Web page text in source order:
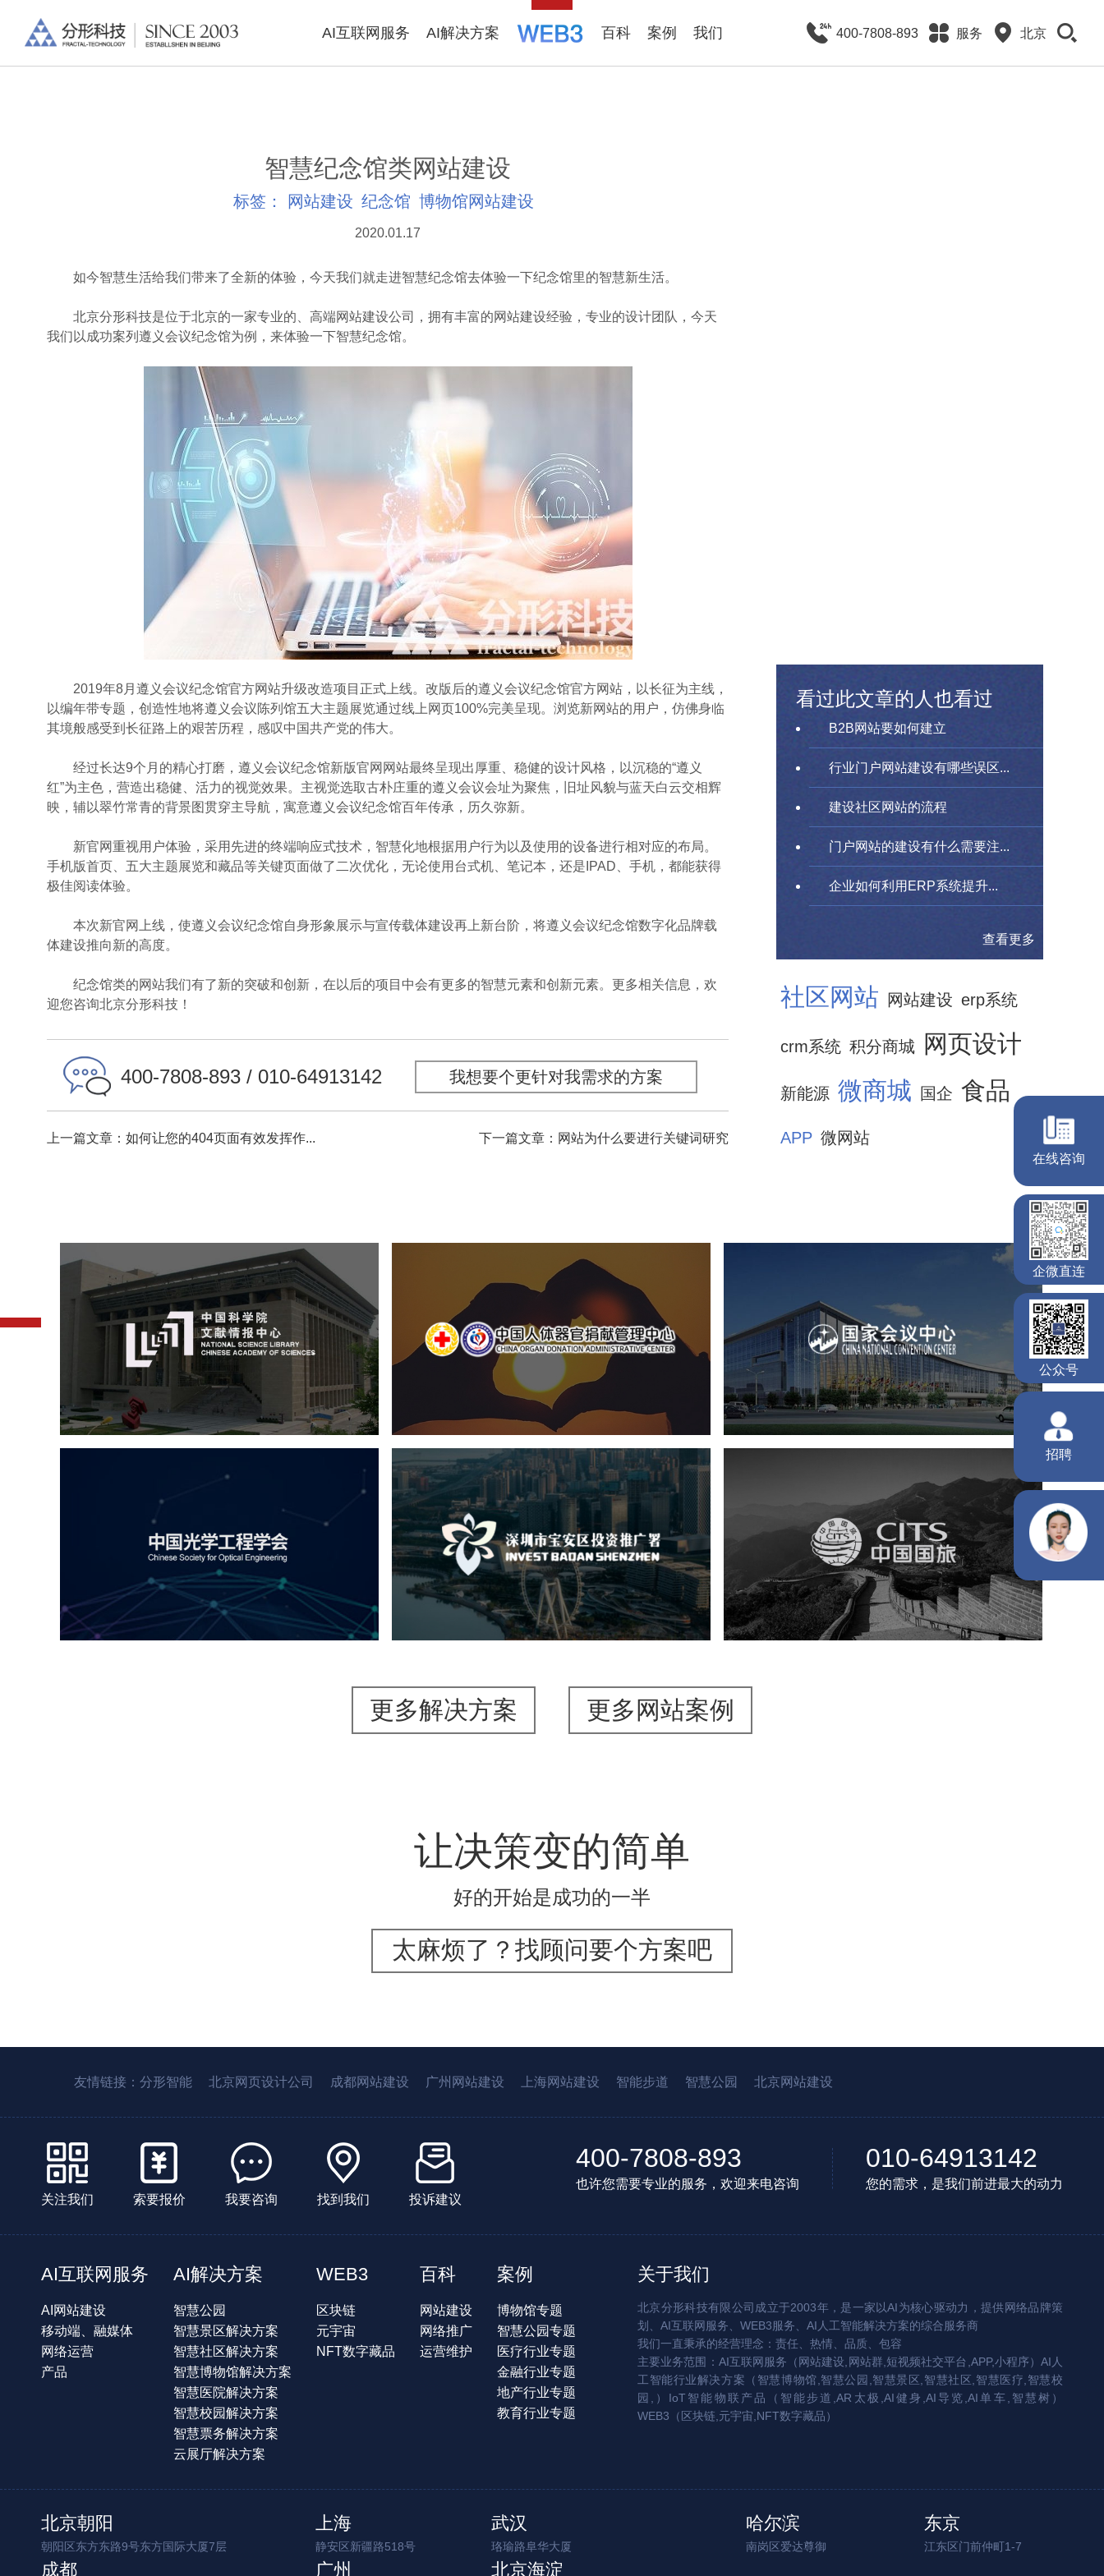
AI互联网服务 AI解决方案 百科 案例 我们 400-7808-893 服务 北京
智慧纪念馆类网站建设
标签： 网站建设 纪念馆 博物馆网站建设
2020.01.17
如今智慧生活给我们带来了全新的体验，今天我们就走进智慧纪念馆去体验一下纪念馆里的智慧新生活。
北京分形科技是位于北京的一家专业的、高端网站建设公司，拥有丰富的网站建设经验，专业的设计团队，今天
我们以成功案列遵义会议纪念馆为例，来体验一下智慧纪念馆。
2019年8月遵义会议纪念馆官方网站升级改造项目正式上线。改版后的遵义会议纪念馆官方网站，以长征为主线，
以编年带专题，创造性地将遵义会议陈列馆五大主题展览通过线上网页100%完美呈现。浏览新网站的用户，仿佛身临
其境般感受到长征路上的艰苦历程，感叹中国共产党的伟大。
经过长达9个月的精心打磨，遵义会议纪念馆新版官网网站最终呈现出厚重、稳健的设计风格，以沉稳的“遵义
红”为主色，营造出稳健、活力的视觉效果。主视觉选取古朴庄重的遵义会议会址为聚焦，旧址风貌与蓝天白云交相辉
映，辅以翠竹常青的背景图贯穿主导航，寓意遵义会议纪念馆百年传承，历久弥新。
新官网重视用户体验，采用先进的终端响应式技术，智慧化地根据用户行为以及使用的设备进行相对应的布局。
手机版首页、五大主题展览和藏品等关键页面做了二次优化，无论使用台式机、笔记本，还是IPAD、手机，都能获得
极佳阅读体验。
本次新官网上线，使遵义会议纪念馆自身形象展示与宣传载体建设再上新台阶，将遵义会议纪念馆数字化品牌载
体建设推向新的高度。
纪念馆类的网站我们有了新的突破和创新，在以后的项目中会有更多的智慧元素和创新元素。更多相关信息，欢
迎您咨询北京分形科技！
400-7808-893 / 010-64913142 我想要个更针对我需求的方案
上一篇文章：如何让您的404页面有效发挥作... 下一篇文章：网站为什么要进行关键词研究
看过此文章的人也看过
B2B网站要如何建立
行业门户网站建设有哪些误区...
建设社区网站的流程
门户网站的建设有什么需要注...
企业如何利用ERP系统提升...
查看更多
社区网站 网站建设 erp系统
crm系统 积分商城 网页设计
新能源 微商城 国企 食品
APP 微网站
中国科学院文献情报中心
机构组织 网站建设
虚拟展厅
博物馆展厅设计
数字博物馆建设
展厅空间设计
北京展厅设计
产品展厅设计
企业展厅设计
公司展厅设计
中国人体器官捐献管理中心
国企 品牌官网
网站设计
国家会议中心
服务行业 专业服务 网站建设 网站设计
中国光学工程学会
机构组织 国企 品牌官网
网站建设
网站设计
深圳市宝安区投资推广署
机构组织 国企 品牌官网
网站建设
网站设计
中国国旅
旅游休闲 电商网站 网站建设
更多解决方案 更多网站案例
让决策变的简单
好的开始是成功的一半
太麻烦了？找顾问要个方案吧
友情链接： 分形智能 北京网页设计公司 成都网站建设 广州网站建设 上海网站建设 智能步道 智慧公园 北京网站建设
关注我们 索要报价 我要咨询 找到我们 投诉建议
400-7808-893
也许您需要专业的服务，欢迎来电咨询
010-64913142
您的需求，是我们前进最大的动力
AI互联网服务
AI网站建设
移动端、融媒体
网络运营
产品
AI解决方案
智慧公园
智慧景区解决方案
智慧社区解决方案
智慧博物馆解决方案
智慧医院解决方案
智慧校园解决方案
智慧票务解决方案
云展厅解决方案
WEB3
区块链
元宇宙
NFT数字藏品
百科
网站建设
网络推广
运营维护
案例
博物馆专题
智慧公园专题
医疗行业专题
金融行业专题
地产行业专题
教育行业专题
关于我们
北京分形科技有限公司成立于2003年，是一家以AI为核心驱动力，提供网络品牌策
划、AI互联网服务、WEB3服务、AI人工智能解决方案的综合服务商
我们一直秉承的经营理念：责任、热情、品质、包容
主要业务范围：AI互联网服务（网站建设,网站群,短视频社交平台,APP,小程序）AI人
工智能行业解决方案（智慧博物馆,智慧公园,智慧景区,智慧社区,智慧医疗,智慧校
园,）IoT智能物联产品（智能步道,AR太极,AI健身,AI导览,AI单车,智慧树）
WEB3（区块链,元宇宙,NFT数字藏品）
北京朝阳
朝阳区东方东路9号东方国际大厦7层
上海
静安区新疆路518号
武汉
珞瑜路阜华大厦
哈尔滨
南岗区爱达尊御
东京
江东区门前仲町1-7
成都 广州 北京海淀